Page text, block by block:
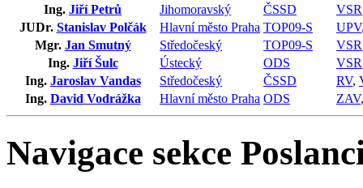
Ing. Jiří Petrů Jihomoravský ČSSD
VSR
JUDr. Stanislav Polčák Hlavní město Praha TOP09-S UPV
Mgr. Jan Smutný Středočeský TOP09-S VSR
Ing. Jiří Šulc Ústecký ODS VSR
Ing. Jaroslav Vandas Středočeský ČSSD RV,
Ing. David Vodrážka Hlavní město Praha ODS ZAV
Navigace sekce